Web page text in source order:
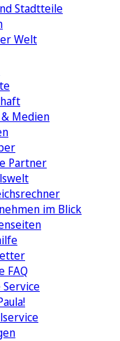
Stadtteile
Welt
Medien
Partner
im Blick
FAQ
Service